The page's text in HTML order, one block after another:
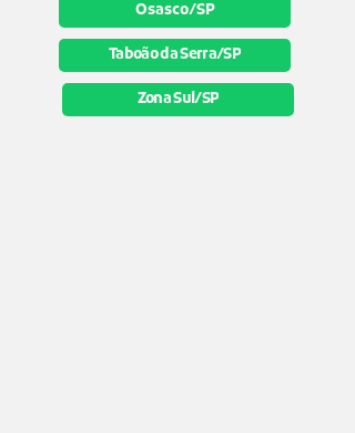
Osasco/SP
Taboão da Serra/SP
Zona Sul/SP